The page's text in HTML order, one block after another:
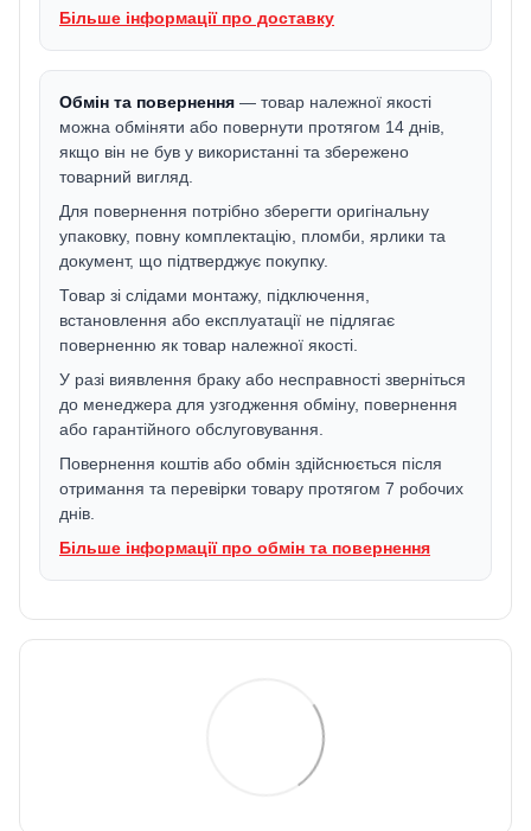
Більше інформації про доставку
Обмін та повернення — товар належної якості
можна обміняти або повернути протягом 14 днів,
якщо він не був у використанні та збережено
товарний вигляд.
Для повернення потрібно зберегти оригінальну
упаковку, повну комплектацію, пломби, ярлики та
документ, що підтверджує покупку.
Товар зі слідами монтажу, підключення,
встановлення або експлуатації не підлягає
поверненню як товар належної якості.
У разі виявлення браку або несправності зверніться
до менеджера для узгодження обміну, повернення
або гарантійного обслуговування.
Повернення коштів або обмін здійснюється після
отримання та перевірки товару протягом 7 робочих
днів.
Більше інформації про обмін та повернення